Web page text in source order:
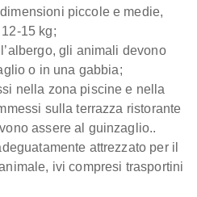
piccole e medie,
15 kg;
gli animali devono
o in una gabbia;
nella zona piscine e nella
sulla terrazza ristorante
assere al guinzaglio..
attrezzato per il
ivi compresi trasportini